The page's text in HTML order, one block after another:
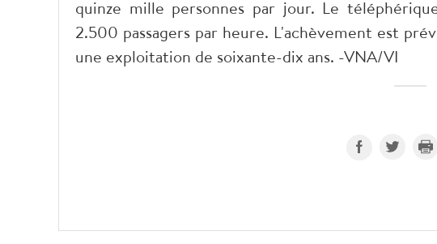
quinze mille personnes par jour. Le
2.500 passagers par heure. L'achèvement est
une exploitation de soixante-dix ans. -VNA/VI